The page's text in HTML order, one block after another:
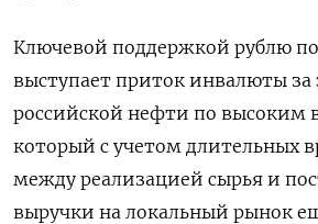
Ключевой поддержкой рублю
выступает приток инвалюты за
российской нефти по высоким
который с учетом длительных
между реализацией сырья и
выручки на локальный рынок